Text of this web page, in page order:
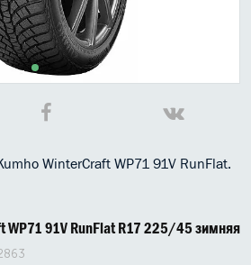
WinterCraft WP71 91V RunFlat.
WP71 91V RunFlat R17 225/45 зимняя